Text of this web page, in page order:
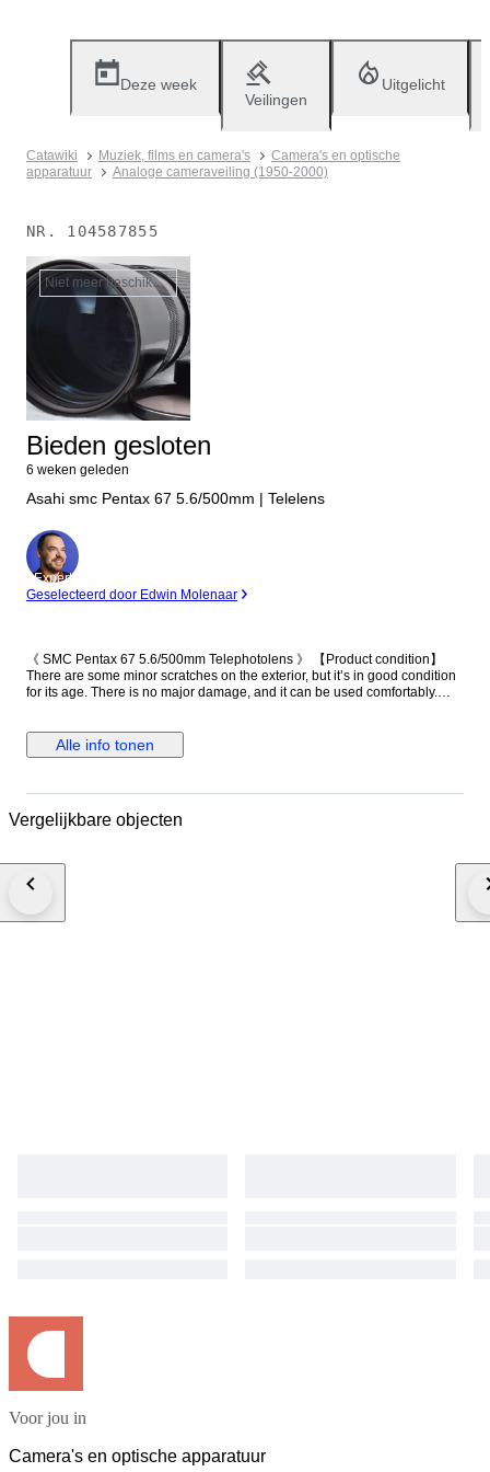
Deze week
Veilingen
Uitgelicht
Catawiki Muziek, films en camera's
Camera's en optische
apparatuur
Analoge cameraveiling (1950-2000)
NR. 104587855
Niet meer beschikbaar
Bieden gesloten
6 weken geleden
Asahi smc Pentax 67 5.6/500mm | Telelens
Expert
Geselecteerd door Edwin Molenaar
《 SMC Pentax 67 5.6/500mm Telephotolens 》 【Product condition】
There are some minor scratches on the exterior, but it’s in good condition
for its age. There is no major damage, and it can be used comfortably.
There is approximately 1.5 cm of fungus around the edge of the front
element, and fungus is present throughout the middle and rear elements.
local customs office may impose import duties and taxes. If your item is
refund. A video of the item’s condition and functionality is recorded prior to
Alle info tonen
Vergelijkbare objecten
Voor jou in
Camera's en optische apparatuur